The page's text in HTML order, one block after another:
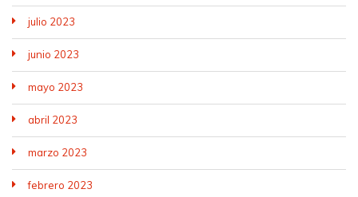
julio 2023
junio 2023
mayo 2023
abril 2023
marzo 2023
febrero 2023